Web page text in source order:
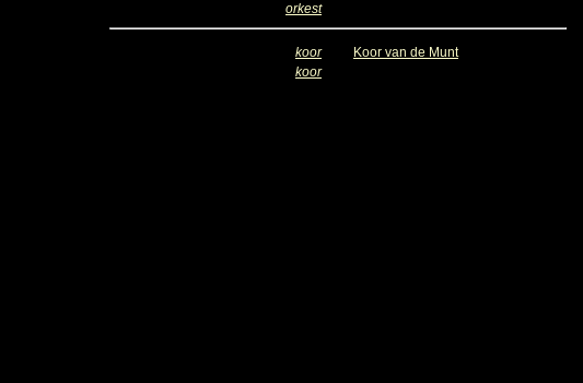
orkest
koor
Koor van de Munt
koor